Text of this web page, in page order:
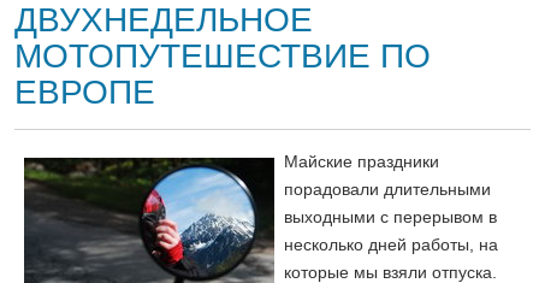
ДВУХНЕДЕЛЬНОЕ
МОТОПУТЕШЕСТВИЕ ПО
ЕВРОПЕ
Майские праздники
порадовали длительными
выходными с перерывом в
несколько дней работы, на
которые мы взяли отпуска.